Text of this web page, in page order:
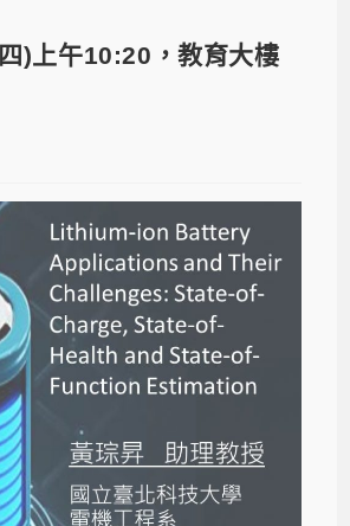
)上午10:20，教育大樓